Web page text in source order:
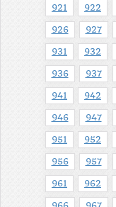
921 922
926 927
931 932
936 937
941 942
946 947
951 952
956 957
961 962